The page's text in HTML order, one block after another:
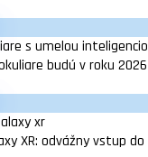
budú v roku
XR: odvážny vstup